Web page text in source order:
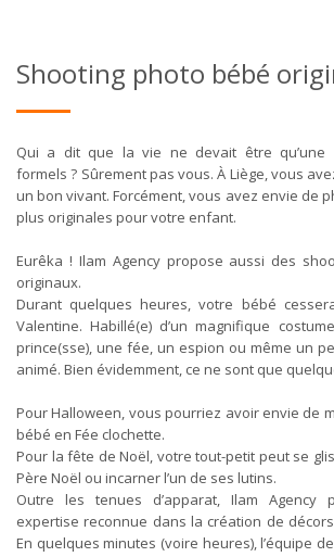
Shooting photo bébé
Qui a dit que la vie ne devait être qu’une
formels ? Sûrement pas vous. À Liège, vous
un bon vivant. Forcément, vous avez envie de
plus originales pour votre enfant.
Eurêka ! Ilam Agency propose aussi des
originaux.
Durant quelques heures, votre bébé
Valentine. Habillé(e) d’un magnifique
prince(sse), une fée, un espion ou même un
animé. Bien évidemment, ce ne sont que
Pour Halloween, vous pourriez avoir envie de
bébé en Fée clochette.
Pour la fête de Noël, votre tout-petit peut se
Père Noël ou incarner l’un de ses lutins.
Outre les tenues d’apparat, Ilam Agency
expertise reconnue dans la création de
En quelques minutes (voire heures), l’équipe